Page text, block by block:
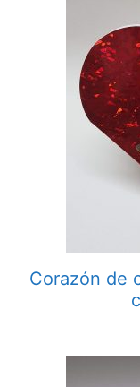
Corazón de